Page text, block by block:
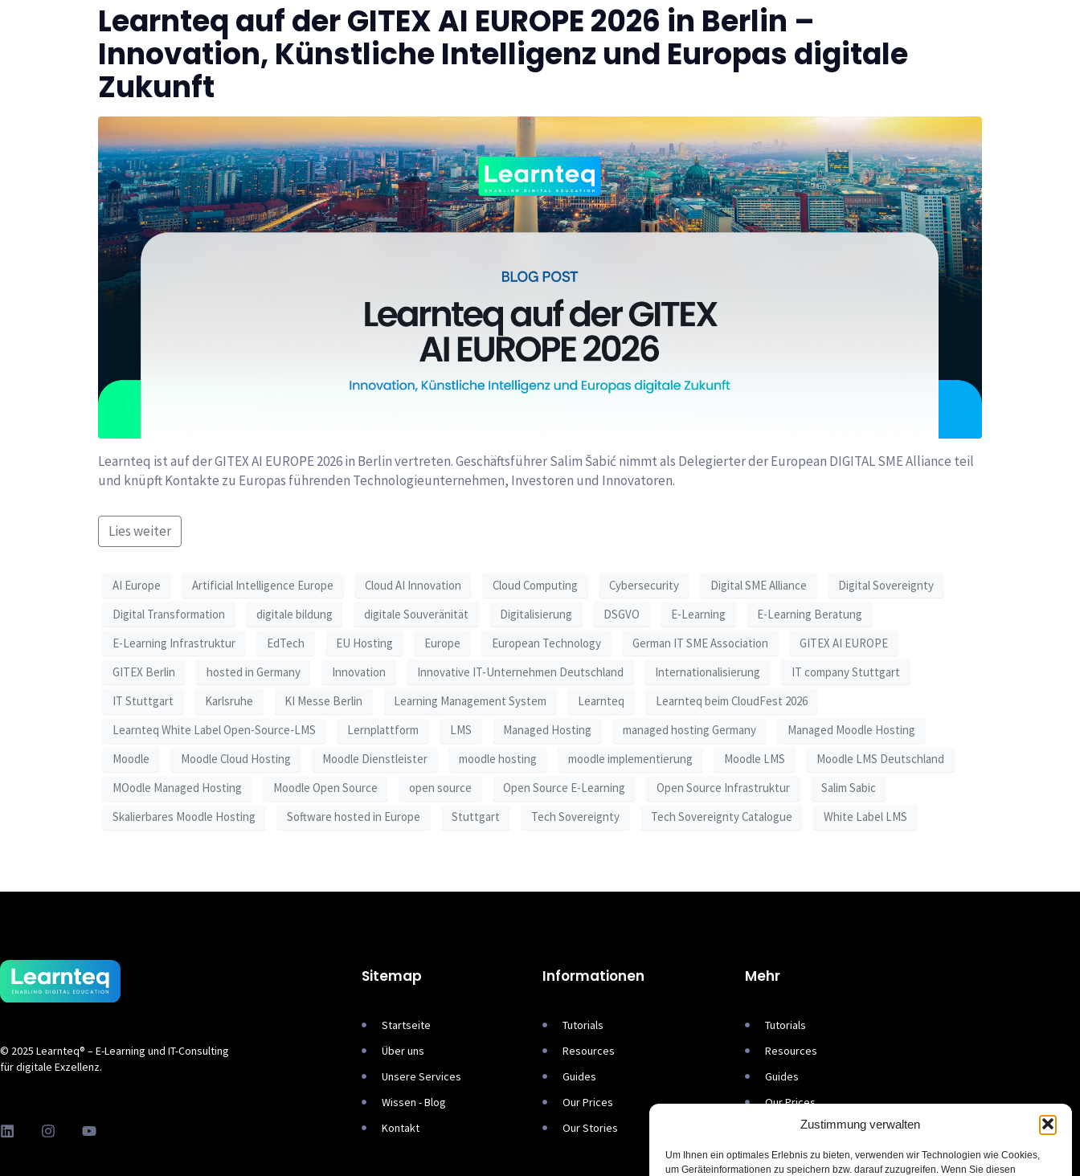
Zustimmung verwalten
Um Ihnen ein optimales Erlebnis zu bieten, verwenden wir Technologien wie Cookies,
um Geräteinformationen zu speichern bzw. darauf zuzugreifen. Wenn Sie diesen
Learnteq auf der GITEX AI EUROPE 2026 in Berlin –
Innovation, Künstliche Intelligenz und Europas digitale
Zukunft
Learnteq ist auf der GITEX AI EUROPE 2026 in Berlin vertreten. Geschäftsführer Salim Šabić nimmt als Delegierter der European DIGITAL SME Alliance teil
und knüpft Kontakte zu Europas führenden Technologieunternehmen, Investoren und Innovatoren.
Lies weiter
AI Europe Artificial Intelligence Europe Cloud AI Innovation Cloud Computing Cybersecurity Digital SME Alliance
Digital Sovereignty
Digital Transformation
digitale bildung digitale Souveränität Digitalisierung DSGVO E-Learning
E-Learning Beratung
E-Learning Infrastruktur
EdTech EU Hosting Europe European Technology German IT SME Association
GITEX AI EUROPE
GITEX Berlin
hosted in Germany Innovation Innovative IT-Unternehmen Deutschland Internationalisierung
IT company Stuttgart
IT Stuttgart
Karlsruhe KI Messe Berlin Learning Management System Learnteq
Learnteq beim CloudFest 2026
Learnteq White Label Open-Source-LMS
Lernplattform LMS Managed Hosting managed hosting Germany
Managed Moodle Hosting
Moodle
Moodle Cloud Hosting Moodle Dienstleister moodle hosting moodle implementierung Moodle LMS
Moodle LMS Deutschland
MOodle Managed Hosting
Moodle Open Source open source Open Source E-Learning Open Source Infrastruktur
Salim Sabic
Skalierbares Moodle Hosting
Software hosted in Europe Stuttgart Tech Sovereignty Tech Sovereignty Catalogue White Label LMS
© 2025 Learnteq® – E-Learning und IT-Consulting
für digitale Exzellenz.
Sitemap
Startseite
Über uns
Unsere Services
Wissen - Blog
Kontakt
Informationen
Tutorials
Resources
Guides
Our Prices
Our Stories
Mehr
Tutorials
Resources
Guides
Our Prices
Our Stories